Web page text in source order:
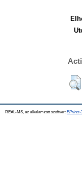
REAL-MS, az alkalamzott szoftver: EPrints 3